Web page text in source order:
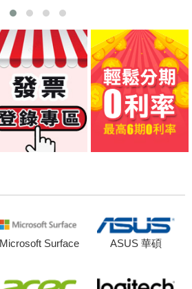
Microsoft Surface ASUS 華碩